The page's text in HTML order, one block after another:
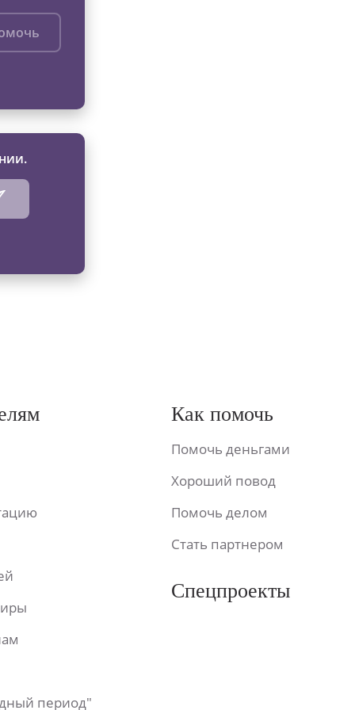
период"
Как помочь
Помочь деньгами
Хороший повод
Помочь делом
Стать партнером
Спецпроекты